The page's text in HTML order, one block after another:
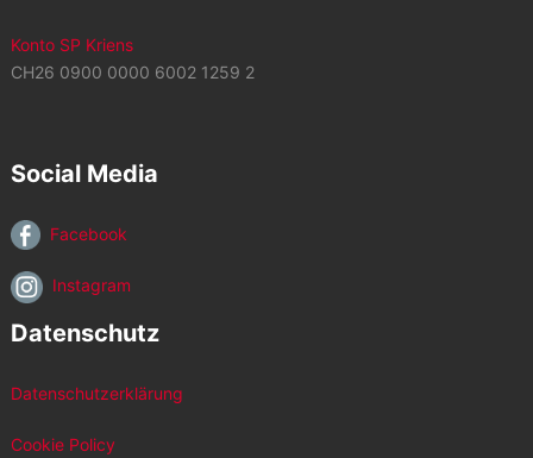
Konto SP Kriens
CH26 0900 0000 6002 1259 2
Social Media
Facebook
Instagram
Datenschutz
Datenschutzerklärung
Cookie Policy